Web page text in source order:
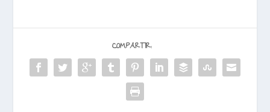
COMPARTIR: